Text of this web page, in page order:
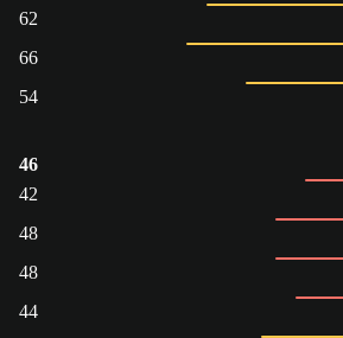
62
66
54
46
42
48
48
44